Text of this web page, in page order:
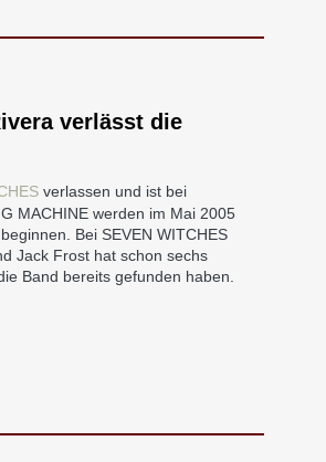
verlässt die
verlassen und ist bei
MACHINE werden im Mai 2005
Bei SEVEN WITCHES
Jack Frost hat schon sechs
Band bereits gefunden haben.